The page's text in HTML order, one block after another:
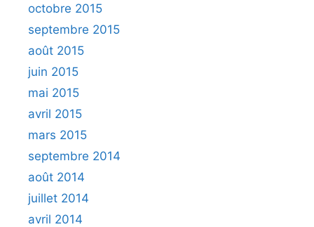
octobre 2015
septembre 2015
août 2015
juin 2015
mai 2015
avril 2015
mars 2015
septembre 2014
août 2014
juillet 2014
avril 2014